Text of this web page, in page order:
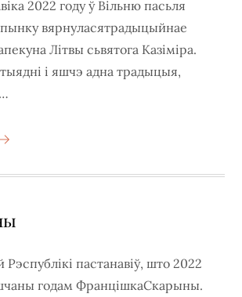
2022 году ў Вільню пасьля
вярнуласятрадыцыйнае
Літвы сьвятога Казіміра.
і яшчэ адна традыцыя,
пастанавіў, што 2022
годам ФранцішкаСкарыны.